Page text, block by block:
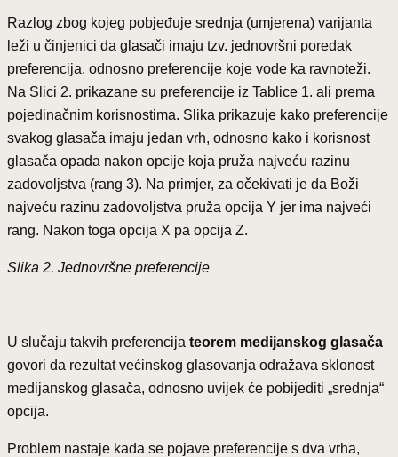
Razlog zbog kojeg pobjeđuje srednja (umjerena) varijanta
leži u činjenici da glasači imaju tzv. jednovršni poredak
preferencija, odnosno preferencije koje vode ka ravnoteži.
Na Slici 2. prikazane su preferencije iz Tablice 1. ali prema
pojedinačnim korisnostima. Slika prikazuje kako preferencije
svakog glasača imaju jedan vrh, odnosno kako i korisnost
glasača opada nakon opcije koja pruža najveću razinu
zadovoljstva (rang 3). Na primjer, za očekivati je da Boži
najveću razinu zadovoljstva pruža opcija Y jer ima najveći
rang. Nakon toga opcija X pa opcija Z.
Slika 2. Jednovršne preferencije
U slučaju takvih preferencija teorem medijanskog glasača
govori da rezultat većinskog glasovanja odražava sklonost
medijanskog glasača, odnosno uvijek će pobijediti „srednja“
opcija.
Problem nastaje kada se pojave preferencije s dva vrha,